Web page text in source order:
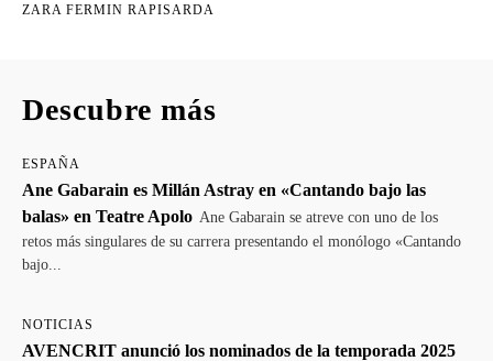
ZARA FERMIN RAPISARDA
Descubre más
ESPAÑA
Ane Gabarain es Millán Astray en «Cantando bajo las
balas» en Teatre Apolo Ane Gabarain se atreve con uno de los
retos más singulares de su carrera presentando el monólogo «Cantando
bajo...
NOTICIAS
AVENCRIT anunció los nominados de la temporada 2025